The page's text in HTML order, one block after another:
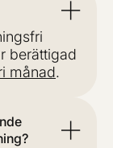
berättigad
månad.